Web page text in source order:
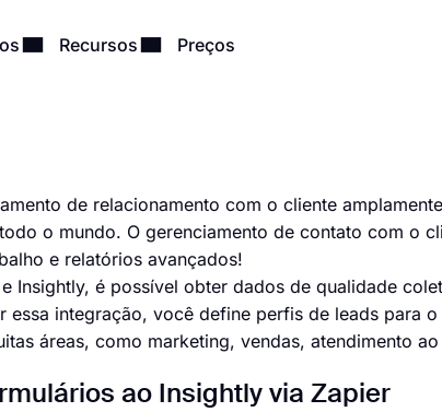
Recursos Preços
de relacionamento com o cliente
o mundo. O gerenciamento de contato com o
e relatórios avançados!
Insightly, é possível obter dados de qualidade
essa integração, você define perfis de leads para
áreas, como marketing, vendas, atendimento
ao Insightly via Zapier